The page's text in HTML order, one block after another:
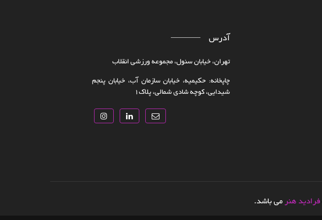
آدرس
تهران، خیابان سئول، مجموعه ورزشی انقلاب
چاپخانه: حکیمیه، خیابان سازمان آب، خیابان پنجم
شیدایی، کوچه شادی شمالی، پلاک‌۱
فرادید هنر می باشد.